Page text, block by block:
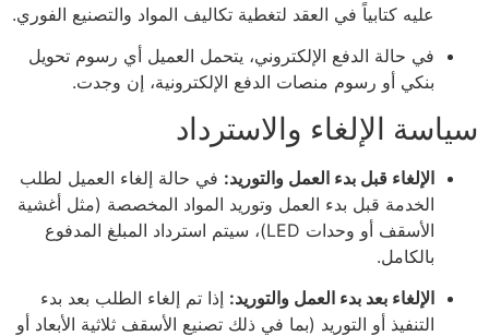
عليه كتابياً في العقد لتغطية تكاليف المواد والتصنيع الفوري.
في حالة الدفع الإلكتروني، يتحمل العميل أي رسوم تحويل
بنكي أو رسوم منصات الدفع الإلكترونية، إن وجدت.
سياسة الإلغاء والاسترداد
الإلغاء قبل بدء العمل والتوريد: في حالة إلغاء العميل لطلب
الخدمة قبل بدء العمل وتوريد المواد المخصصة (مثل أغشية
الأسقف أو وحدات LED)، سيتم استرداد المبلغ المدفوع
بالكامل.
الإلغاء بعد بدء العمل والتوريد: إذا تم إلغاء الطلب بعد بدء
التنفيذ أو التوريد (بما في ذلك تصنيع الأسقف ثلاثية الأبعاد أو